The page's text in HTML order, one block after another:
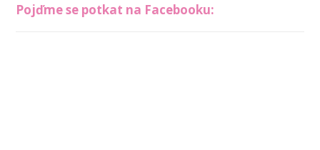
Pojďme se potkat na Facebooku: